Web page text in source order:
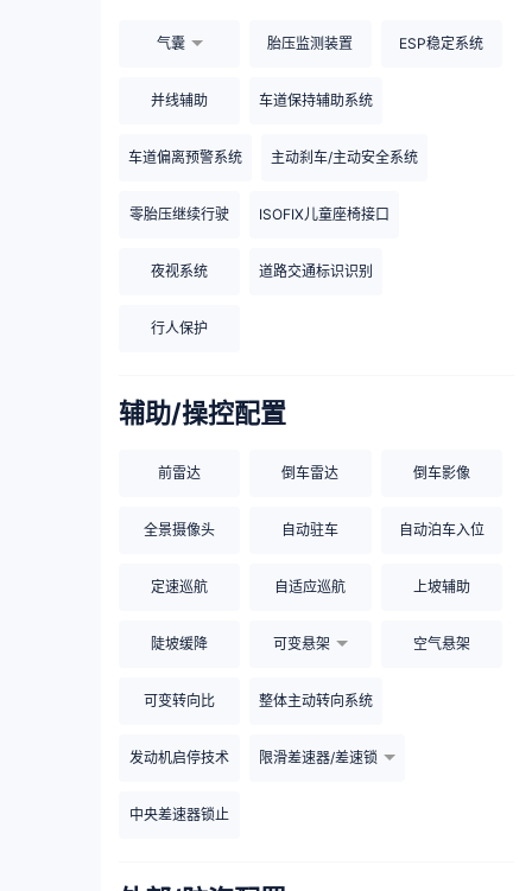
气囊 胎压监测装置 ESP稳定系统
并线辅助 车道保持辅助系统
车道偏离预警系统 主动刹车/主动安全系统
零胎压继续行驶 ISOFIX儿童座椅接口
夜视系统 道路交通标识识别
行人保护
辅助/操控配置
前雷达 倒车雷达 倒车影像
全景摄像头 自动驻车 自动泊车入位
定速巡航 自适应巡航 上坡辅助
陡坡缓降 可变悬架 空气悬架
可变转向比 整体主动转向系统
发动机启停技术 限滑差速器/差速锁
中央差速器锁止